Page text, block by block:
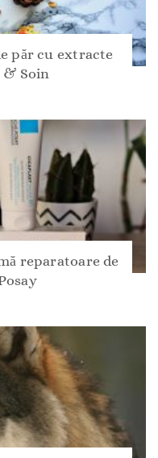
păr cu extracte
& Soin
reparatoare de